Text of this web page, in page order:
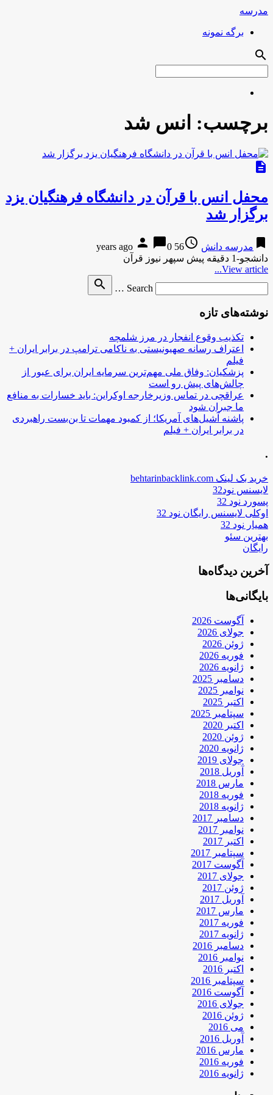
مدرسه
برگه نمونه
search
برچسب: انس شد
description
محفل انس با قرآن در دانشگاه فرهنگیان یزد
برگزار شد
bookmark مدرسه دانش access_time
56 years ago
person chat_bubble0
دانشجو-1 دقیقه پیش سپهر نیوز قرآن
View article...
Search …
search
نوشته‌های تازه
تکذیب وقوع انفجار در مرز شلمچه
اعتراف رسانه صهیونیستی به ناکامی ترامپ در برابر ایران +
فیلم
پزشکیان: وفاق ملی مهم‌ترین سرمایه ایران برای عبور از
چالش‌های پیش رو است
عراقچی در تماس وزیرخارجه اوکراین: باید خسارات به منافع
ما جبران شود
پاشنه آشیل‌های آمریکا؛ از کمبود مهمات تا بن‌بست راهبردی
در برابر ایران + فیلم
.
خرید بک لینک behtarinbacklink.com
لایسنس نود32
پسورد نود 32
اوکلی لایسنس رایگان نود 32
همیار نود 32
بهترین سئو
رایگان
آخرین دیدگاه‌ها
بایگانی‌ها
آگوست 2026
جولای 2026
ژوئن 2026
فوریه 2026
ژانویه 2026
دسامبر 2025
نوامبر 2025
اکتبر 2025
سپتامبر 2025
اکتبر 2020
ژوئن 2020
ژانویه 2020
جولای 2019
آوریل 2018
مارس 2018
فوریه 2018
ژانویه 2018
دسامبر 2017
نوامبر 2017
اکتبر 2017
سپتامبر 2017
آگوست 2017
جولای 2017
ژوئن 2017
آوریل 2017
مارس 2017
فوریه 2017
ژانویه 2017
دسامبر 2016
نوامبر 2016
اکتبر 2016
سپتامبر 2016
آگوست 2016
جولای 2016
ژوئن 2016
می 2016
آوریل 2016
مارس 2016
فوریه 2016
ژانویه 2016